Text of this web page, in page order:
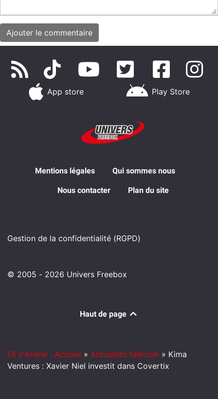
App store Play Store
Mentions légales Qui sommes nous
Nous contacter Plan du site
Gestion de la confidentialité (RGPD)
© 2005 - 2026 Univers Freebox
Haut de page
Fil d'Ariane : Accueil » Actualités télécom » Kima
Ventures : Xavier Niel investit dans Covertix